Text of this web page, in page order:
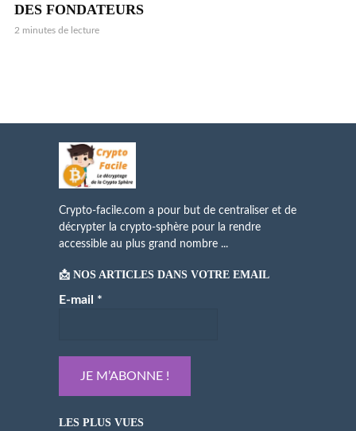
DES FONDATEURS
2 minutes de lecture
Crypto-facile.com a pour but de centraliser et de
décrypter la crypto-sphère pour la rendre
accessible au plus grand nombre ...
📩 NOS ARTICLES DANS VOTRE EMAIL
E-mail *
LES PLUS VUES